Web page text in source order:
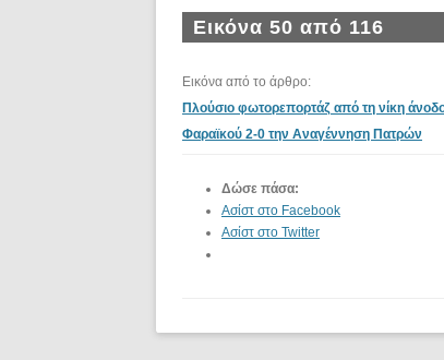
Εικόνα 50 από 116
Εικόνα από το άρθρο:
Πλούσιο φωτορεπορτάζ από τη νίκη
Φαραϊκού 2-0 την Αναγέννηση Πατρών
Δώσε πάσα:
Ασίστ στο Facebook
Ασίστ στο Twitter